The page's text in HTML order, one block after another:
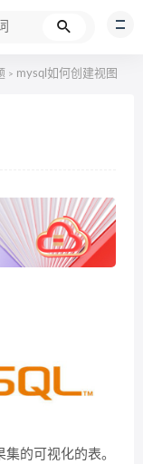
> mysql如何创建视图
的可视化的表。